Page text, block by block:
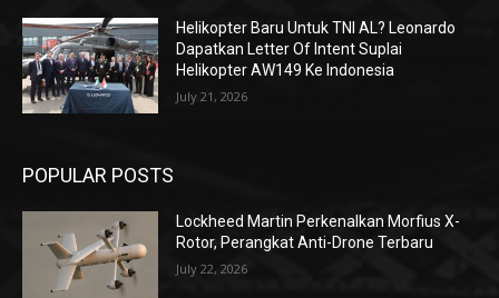
Helikopter Baru Untuk TNI AL? Leonardo
Dapatkan Letter Of Intent Suplai
Helikopter AW149 Ke Indonesia
July 21, 2026
POPULAR POSTS
Lockheed Martin Perkenalkan Morfius X-
Rotor, Perangkat Anti-Drone Terbaru
July 22, 2026